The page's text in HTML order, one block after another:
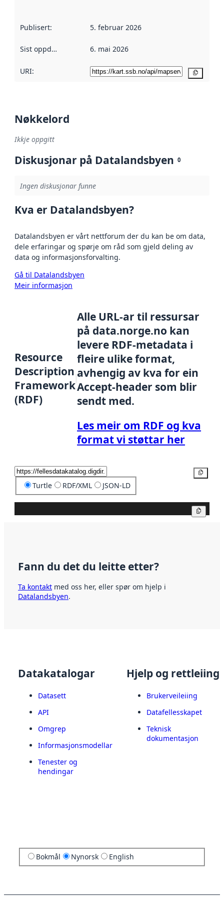
Publisert: 5. februar 2026
Sist oppdatert 6. mai 2026
URI:
Nøkkelord
Ikkje oppgitt
Diskusjonar på Datalandsbyen 0
Ingen diskusjonar funne
Kva er Datalandsbyen?
Datalandsbyen er vårt nettforum der du kan be om data,
dele erfaringar og spørje om råd som gjeld deling av
data og informasjonsforvalting.
Gå til Datalandsbyen
Meir informasjon
Resource
Description
Framework
(RDF)
Alle URL-ar til ressursar
på data.norge.no kan
levere RDF-metadata i
fleire ulike format,
avhengig av kva for ein
Accept-header som blir
sendt med.
Les meir om RDF og kva
format vi støttar her
Turtle RDF/XML JSON-LD
Fann du det du leitte etter?
Ta kontakt med oss her, eller spør om hjelp i
Datalandsbyen.
Datakatalogar
Datasett
API
Omgrep
Informasjonsmodellar
Tenester og
hendingar
Hjelp og rettleiing
Brukerveileiing
Datafellesskapet
Teknisk
dokumentasjon
Bokmål Nynorsk English